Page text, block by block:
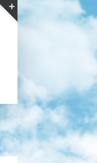
Toggle
Area